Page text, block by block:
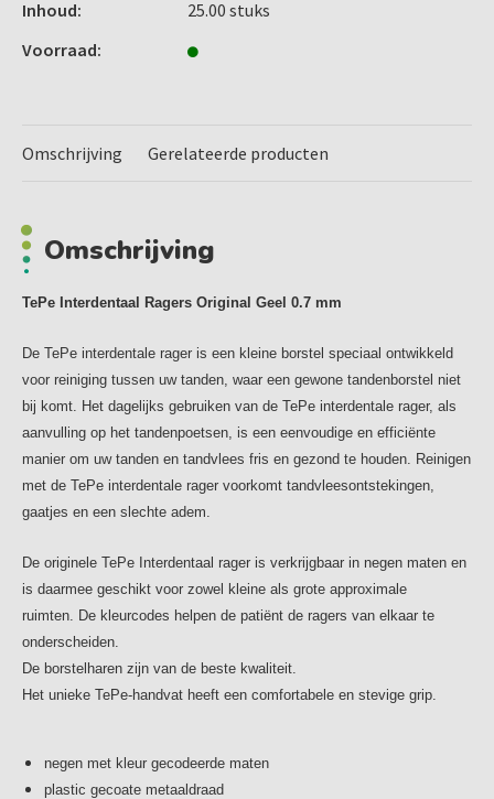
efficiënte reiniging van implantaten en vaste
De TePe Interdentale rager is:
* Heeft een borstel en handvat uit één stuk
Blisterverpakking a 25 stuks
Over TePe
mondhygiëneproducten produceert. De missie van TePe is
"We care for healthy smiles’. Ze zijn trots op het feit dat
hun producten zorgen voor een verbeterde mondhygiëne
en gezondheid van mensen over de gehele wereld.TePe
biedt een breed assortiment voor het gezond houden van je
mond en tanden. Alle producten van TePe zijn en worden
ontwikkeld in samenwerking met tandheelkundige
Tandenborstels
Een goede tandenborstel heeft een comfortabele
handgreep, een taps toelopende borstelkop en zachte
ontworpen om aangenaam en efficiënt te kunnen poetsen.
Tussen de tanden reinigen
Je kunt het gebied tussen je tanden op veel verschillende
Inhoud:
25.00 stuks
Voorraad:
Omschrijving Gerelateerde producten
Omschrijving
TePe Interdentaal Ragers Original Geel 0.7 mm
De TePe interdentale rager is een kleine borstel speciaal ontwikkeld
voor reiniging tussen uw tanden, waar een gewone tandenborstel niet
bij komt. Het dagelijks gebruiken van de TePe interdentale rager, als
aanvulling op het tandenpoetsen, is een eenvoudige en efficiënte
manier om uw tanden en tandvlees fris en gezond te houden. Reinigen
met de TePe interdentale rager voorkomt tandvleesontstekingen,
gaatjes en een slechte adem.
De originele TePe Interdentaal rager is verkrijgbaar in negen maten en
is daarmee geschikt voor zowel kleine als grote approximale
ruimten. De kleurcodes helpen de patiënt de ragers van elkaar te
onderscheiden.
De borstelharen zijn van de beste kwaliteit.
Het unieke TePe-handvat heeft een comfortabele en stevige grip.
negen met kleur gecodeerde maten
plastic gecoate metaaldraad